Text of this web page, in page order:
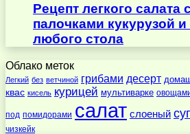
Рецепт легкого
палочками кукурузой
любого стола
Облако меток
Легкий без ветчиной грибами десерт
квас кисель курицей мультиварке
под помидорами салат слоеный
чизкейк